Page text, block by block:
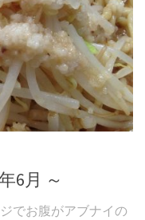
6月 ～
でお腹がアブナイの